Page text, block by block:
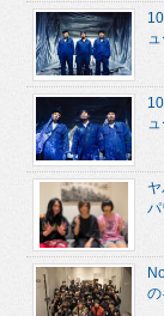
パ
の